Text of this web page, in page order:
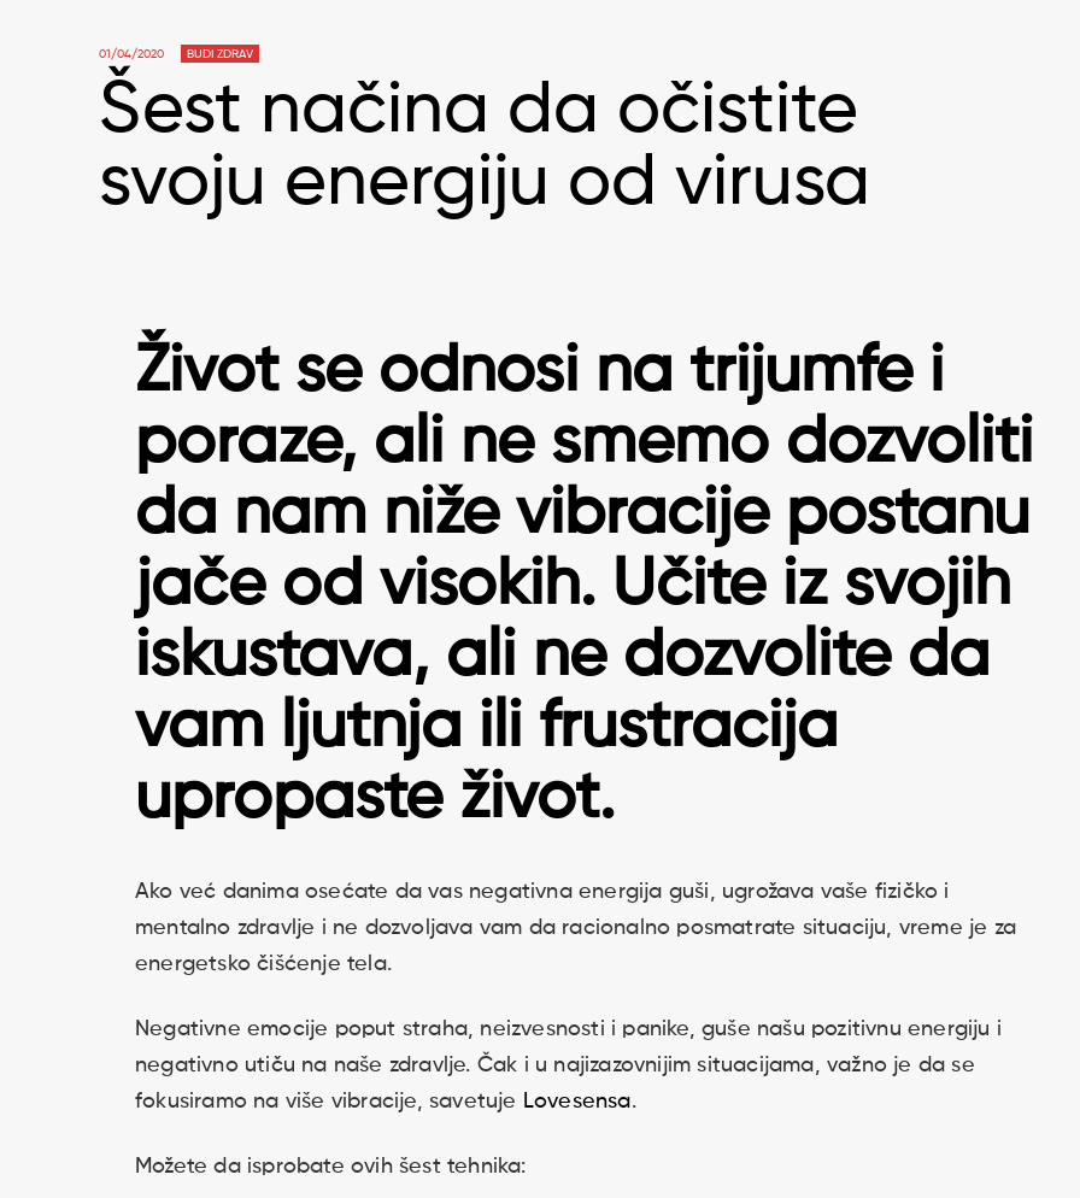
01/04/2020 BUDI ZDRAV
Šest načina da očistite
svoju energiju od virusa
Život se odnosi na trijumfe i
poraze, ali ne smemo dozvoliti
da nam niže vibracije postanu
jače od visokih. Učite iz svojih
iskustava, ali ne dozvolite da
vam ljutnja ili frustracija
upropaste život.
Ako već danima osećate da vas negativna energija guši, ugrožava vaše fizičko i
mentalno zdravlje i ne dozvoljava vam da racionalno posmatrate situaciju, vreme je za
energetsko čišćenje tela.
Negativne emocije poput straha, neizvesnosti i panike, guše našu pozitivnu energiju i
negativno utiču na naše zdravlje. Čak i u najizazovnijim situacijama, važno je da se
fokusiramo na više vibracije, savetuje Lovesensa.
Možete da isprobate ovih šest tehnika: